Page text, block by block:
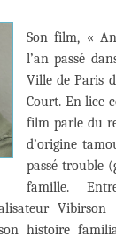
Son film, «
l’an passé
Ville de Paris
Court. En lice
film parle du
d’origine
passé trouble
famille.
Vibirson
histoire